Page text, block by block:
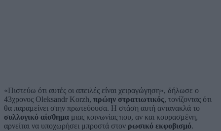
«Πιστεύω ότι αυτές οι απειλές είναι χειραγώγηση», δήλωσε ο
43χρονος Oleksandr Korzh, πρώην στρατιωτικός, τονίζοντας ότι
θα παραμείνει στην πρωτεύουσα. Η στάση αυτή αντανακλά το
συλλογικό αίσθημα μιας κοινωνίας που, αν και κουρασμένη,
αρνείται να υποχωρήσει μπροστά στον ρωσικό εκφοβισμό.